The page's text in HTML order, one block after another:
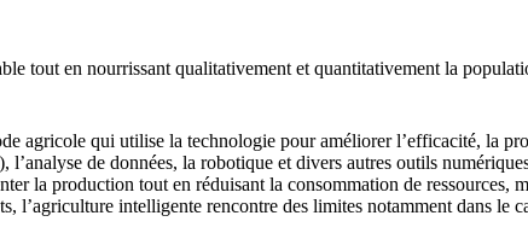
tout en nourrissant qualitativement et quantitativement la
agricole qui utilise la technologie pour améliorer l’efficacité, la
de données, la robotique et divers autres outils
la production tout en réduisant la consommation de ressources,
l’agriculture intelligente rencontre des limites notamment dans le